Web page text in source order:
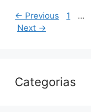
← Previous Page
1 …
Next →
Categorias